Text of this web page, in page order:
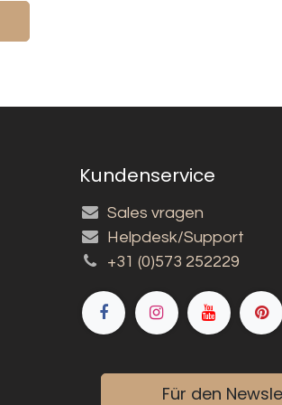
Kundenservice
Sales vragen
Helpdesk/Support
+31 (0)573 252229
Für den